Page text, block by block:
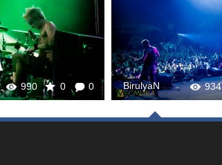
990 0 0 934
BirulyaN